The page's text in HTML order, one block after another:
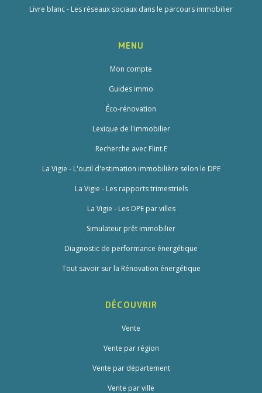
Livre blanc - Les réseaux sociaux dans le parcours immobilier
MENU
Mon compte
Guides immo
Éco-rénovation
Lexique de l'immobilier
Recherche avec Flint.E
La Vigie - L'outil d'estimation immobilière selon le DPE
La Vigie - Les rapports trimestriels
La Vigie - Les DPE par villes
Simulateur prêt immobilier
Diagnostic de performance énergétique
Tout savoir sur la Rénovation énergétique
DÉCOUVRIR
Vente
Vente par région
Vente par département
Vente par ville